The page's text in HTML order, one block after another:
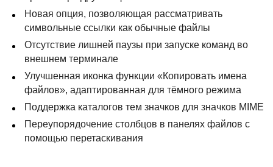
Новая опция, позволяющая рассматривать
символьные ссылки как обычные файлы
Отсутствие лишней паузы при запуске команд во
внешнем терминале
Улучшенная иконка функции «Копировать имена
файлов», адаптированная для тёмного режима
Поддержка каталогов тем значков для значков MIME
Переупорядочение столбцов в панелях файлов с
помощью перетаскивания